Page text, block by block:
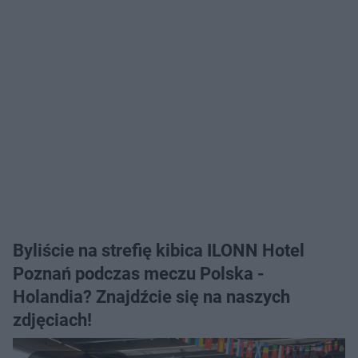
Byliście na strefię kibica ILONN Hotel
Poznań podczas meczu Polska -
Holandia? Znajdźcie się na naszych
zdjęciach!